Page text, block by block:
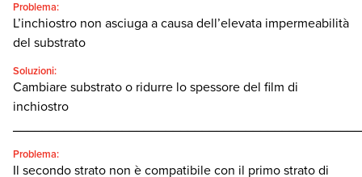
Problema:
L’inchiostro non asciuga a causa dell’elevata impermeabilità
del substrato
Soluzioni:
Cambiare substrato o ridurre lo spessore del film di
inchiostro
Problema:
Il secondo strato non è compatibile con il primo strato di